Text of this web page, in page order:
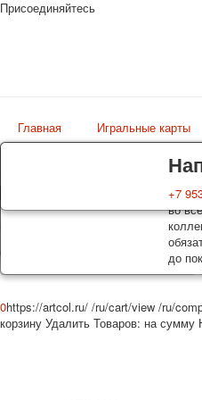
Вы
во
до
+7
Присоединяйтесь
Главная Игральные карты
Магазин
0https://artcol.ru/ /ru/cart/view /ru/
корзину Удалить Товаров: на сумму